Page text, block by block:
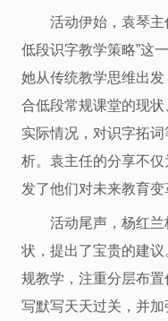
活动伊始，袁琴主
低段识字教学策略”这
她从传统教学思维出
合低段常规课堂的现
实际情况，对识字拓
析。袁主任的分享不
发了他们对未来教育变
活动尾声，杨红兰
状，提出了宝贵的建
规教学，注重分层布
写默写天天过关，并